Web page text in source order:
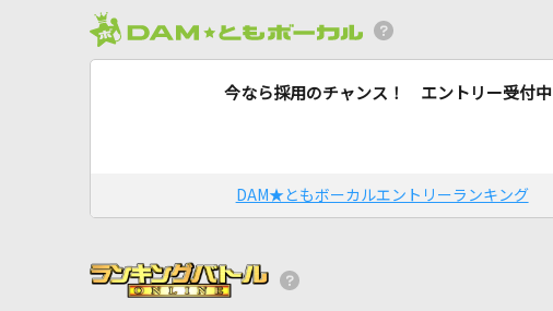
今なら採用のチャンス！ エントリー受付中
DAM★ともボーカルエントリーランキング